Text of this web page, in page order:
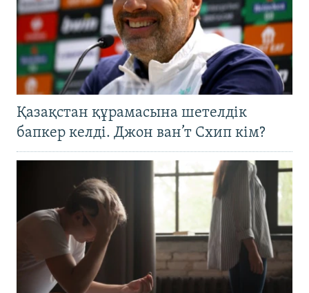
Қазақстан құрамасына шетелдік
бапкер келді. Джон ван’т Схип кім?